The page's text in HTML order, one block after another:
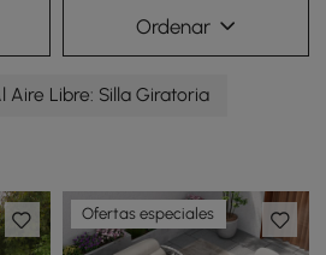
Ordenar
Aire Libre: Silla Giratoria
Ofertas especiales